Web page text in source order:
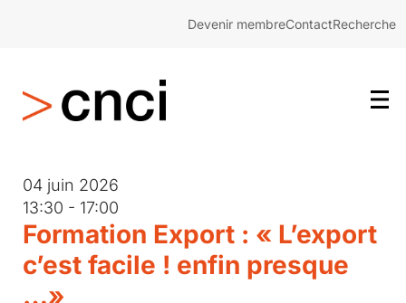
Devenir membreContactRecherche
04 juin 2026
13:30 - 17:00
Formation Export : « L’export
c’est facile ! enfin presque
…»